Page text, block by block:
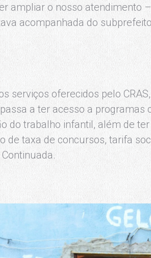
ampliar o nosso atendimento
acompanhada do
serviços oferecidos pelo
a ter acesso a programas
do trabalho infantil, além de
de taxa de concursos, tarifa